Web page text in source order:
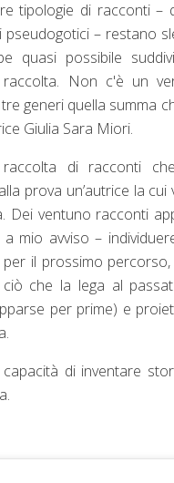
tipologie di racconti –
pseudogotici – restano
quasi possibile
raccolta. Non c'è un
generi quella summa
Giulia Sara Miori.
di racconti
prova un’autrice la cui
Dei ventuno racconti
mio avviso –
il prossimo
ciò che la lega al
per prime) e
di inventare